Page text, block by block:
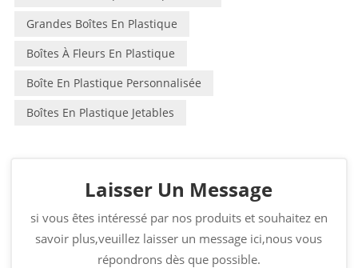
Grandes Boîtes En Plastique
Boîtes À Fleurs En Plastique
Boîte En Plastique Personnalisée
Boîtes En Plastique Jetables
Laisser Un Message
si vous êtes intéressé par nos produits et souhaitez en
savoir plus,veuillez laisser un message ici,nous vous
répondrons dès que possible.